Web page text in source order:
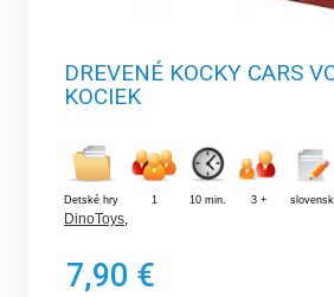
DREVENÉ KOCKY CARS
KOCIEK
Detské hry 1 10 min. 3 +
DinoToys,
7,90 €